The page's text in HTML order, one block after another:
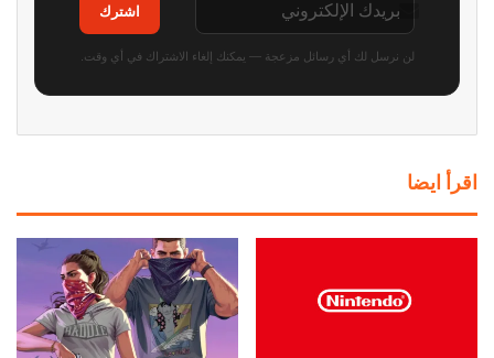
اشترك
لن نرسل لك أي رسائل مزعجة — يمكنك إلغاء الاشتراك في أي وقت.
اقرأ ايضا